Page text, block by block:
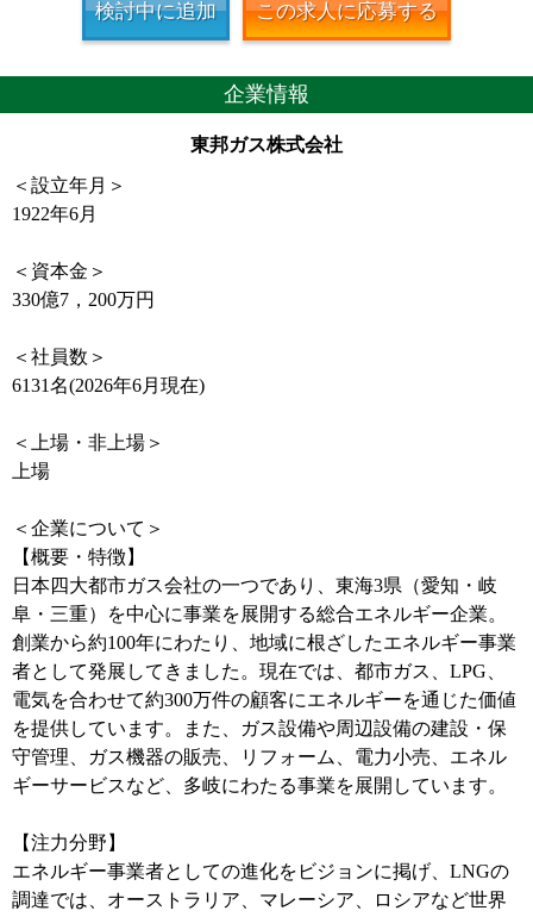
検討中に追加 この求人に応募する
企業情報
東邦ガス株式会社
＜設立年月＞
1922年6月
＜資本金＞
330億7，200万円
＜社員数＞
6131名(2026年6月現在)
＜上場・非上場＞
上場
＜企業について＞
【概要・特徴】
日本四大都市ガス会社の一つであり、東海3県（愛知・岐
阜・三重）を中心に事業を展開する総合エネルギー企業。
創業から約100年にわたり、地域に根ざしたエネルギー事業
者として発展してきました。現在では、都市ガス、LPG、
電気を合わせて約300万件の顧客にエネルギーを通じた価値
を提供しています。また、ガス設備や周辺設備の建設・保
守管理、ガス機器の販売、リフォーム、電力小売、エネル
ギーサービスなど、多岐にわたる事業を展開しています。
【注力分野】
エネルギー事業者としての進化をビジョンに掲げ、LNGの
調達では、オーストラリア、マレーシア、ロシアなど世界